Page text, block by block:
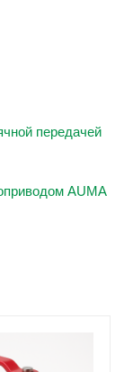
передачей
AUMA